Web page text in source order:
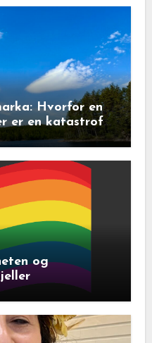
Hvorfor en
er en katastrofe
og